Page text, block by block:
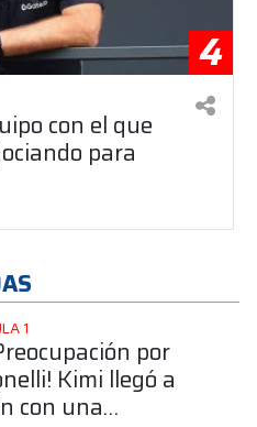
4
con el que
para
1
por
Kimi llegó a
con una